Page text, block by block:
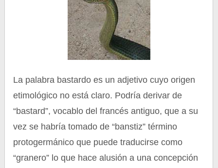
La palabra bastardo es un adjetivo cuyo origen
etimológico no está claro. Podría derivar de
“bastard”, vocablo del francés antiguo, que a su
vez se habría tomado de “banstiz” término
protogermánico que puede traducirse como
“granero” lo que hace alusión a una concepción